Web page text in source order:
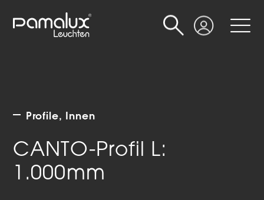
Login
Suche
Profile Innen
CANTO-Profil L:
1.000mm